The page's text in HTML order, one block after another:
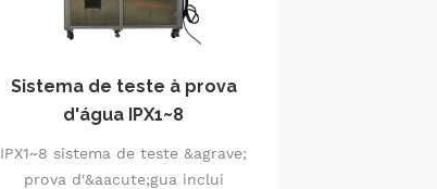
Sistema de teste à prova
d'água IPX1~8
IPX1~8 sistema de teste &agrave;
prova d'&aacute;gua inclui